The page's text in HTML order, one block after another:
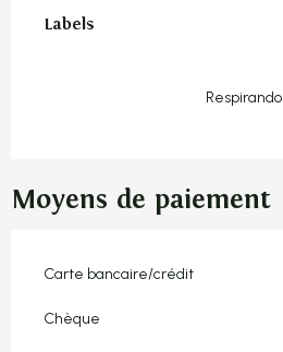
Labels
Labels
Respirando
Moyens de paiement
Carte bancaire/crédit
Chèque